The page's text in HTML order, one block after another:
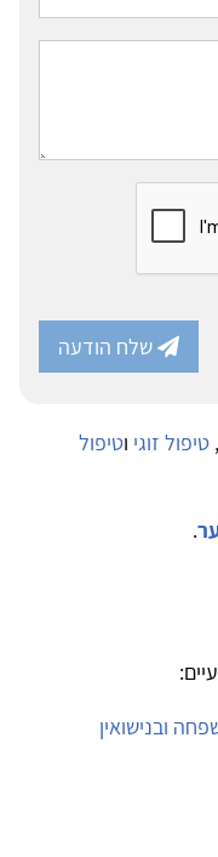
שלח הודעה
, טיפול זוגי וטיפול
.
ובנישואין